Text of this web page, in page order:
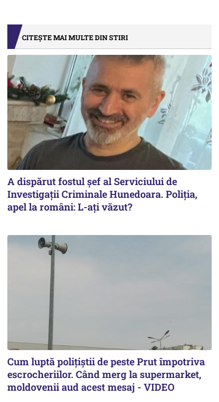
CITEȘTE MAI MULTE DIN STIRI
A dispărut fostul șef al Serviciului de
Investigații Criminale Hunedoara. Poliția,
apel la români: L-ați văzut?
Cum luptă polițiștii de peste Prut împotriva
escrocheriilor. Când merg la supermarket,
moldovenii aud acest mesaj - VIDEO